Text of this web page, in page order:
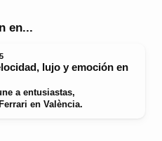
en...
lujo y emoción en
a entusiastas,
en València.